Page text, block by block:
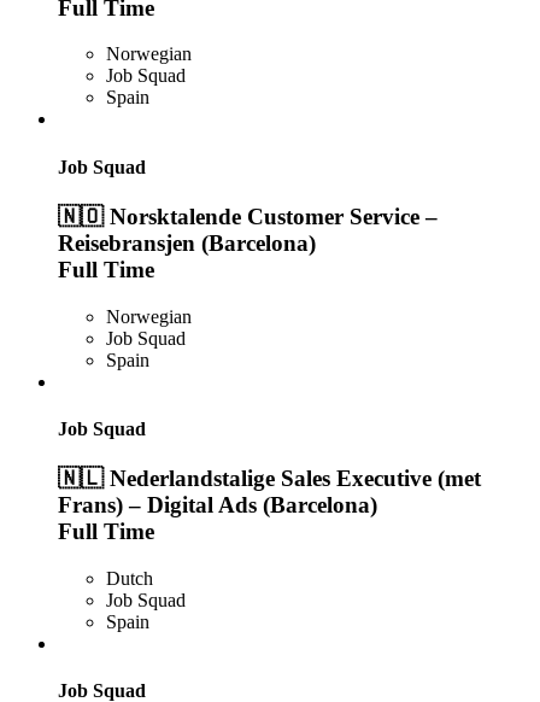
Full Time
Norwegian
Job Squad
Spain
Job Squad
🇳🇴 Norsktalende Customer Service –
Reisebransjen (Barcelona)
Full Time
Norwegian
Job Squad
Spain
Job Squad
🇳🇱 Nederlandstalige Sales Executive (met
Frans) – Digital Ads (Barcelona)
Full Time
Dutch
Job Squad
Spain
Job Squad